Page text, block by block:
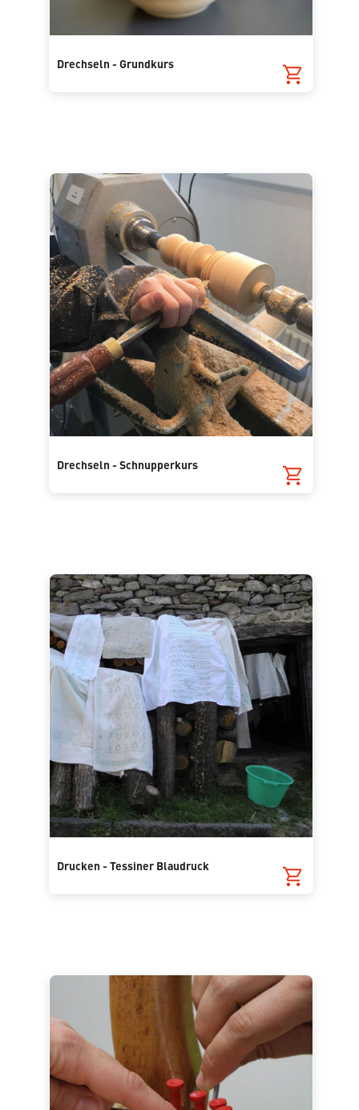
Drechseln - Grundkurs
Drechseln - Schnupperkurs
Drucken - Tessiner Blaudruck